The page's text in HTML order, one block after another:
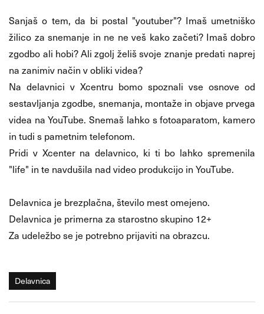
Sanjaš o tem, da bi postal "youtuber"? Imaš umetniško
žilico za snemanje in ne ne veš kako začeti? Imaš dobro
zgodbo ali hobi? Ali zgolj želiš svoje znanje predati naprej
na zanimiv način v obliki videa?
Na delavnici v Xcentru bomo spoznali vse osnove od
sestavljanja zgodbe, snemanja, montaže in objave prvega
videa na YouTube. Snemaš lahko s fotoaparatom, kamero
in tudi s pametnim telefonom.
Pridi v Xcenter na delavnico, ki ti bo lahko spremenila
"life" in te navdušila nad video produkcijo in YouTube.
Delavnica je brezplačna, število mest omejeno.
Delavnica je primerna za starostno skupino 12+
Za udeležbo se je potrebno prijaviti na obrazcu.
Delavnica